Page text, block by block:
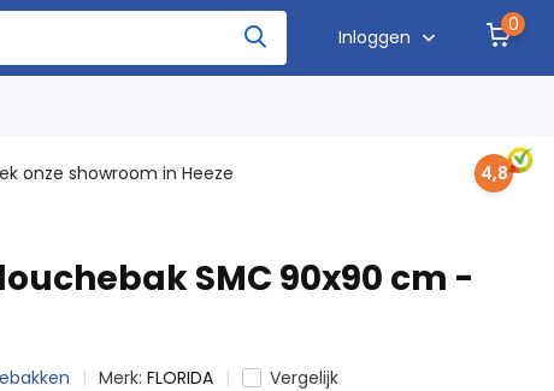
Inloggen
0
onze showroom in Heeze 4,8
SMC 90x90 cm -
Merk:FLORIDA
Vergelijk